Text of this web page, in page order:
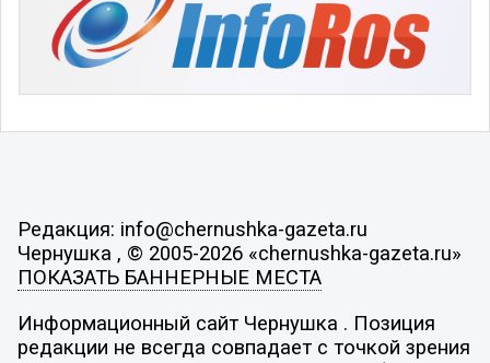
Редакция: info@chernushka-gazeta.ru
Чернушка , © 2005-2026 «chernushka-gazeta.ru»
ПОКАЗАТЬ БАННЕРНЫЕ МЕСТА
Информационный сайт Чернушка . Позиция
редакции не всегда совпадает с точкой зрения